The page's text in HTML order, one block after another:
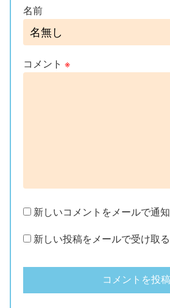
名前
コメント ※
新しいコメントをメールで通知
新しい投稿をメールで受け取る